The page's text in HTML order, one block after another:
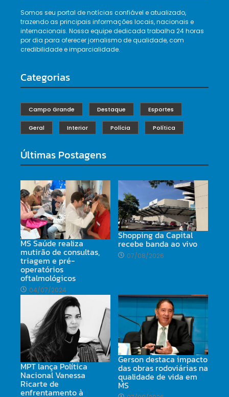
Somos seu portal de notícias confiável e atualizado,
trazendo as principais informações locais, nacionais e
internacionais. Nossa equipe dedicada trabalha 24 horas
por dia para oferecer jornalismo de qualidade, com
credibilidade e imparcialidade.
Categorias
Campo Grande Destaque Esportes
Geral Interior Polícia Política
Últimas Postagens
MS Saúde realiza
mutirão de consultas,
triagem e pré-
operatórios
oftalmológicos
04/07/2024
Shopping da Capital
recebe banda ao vivo
07/08/2026
MPT lança Política
Nacional Vanessa
Ricarte de
enfrentamento à
Gerson destaca impacto
das obras rodoviárias na
qualidade de vida em
MS